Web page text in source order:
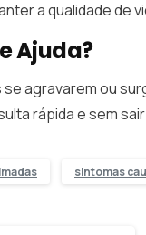
a qualidade de
Ajuda?
agravarem ou
rápida e sem
sintomas